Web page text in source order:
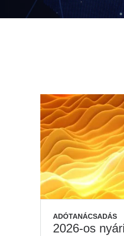
ADÓTANÁCSADÁS
2026-os